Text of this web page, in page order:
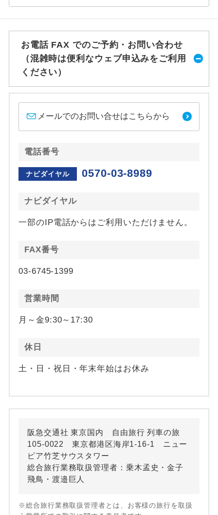
お電話 FAX でのご予約・お問い合わせ
（混雑時は便利なウェブ申込みをご利用
ください）
メールでのお問い合せはこちらから
電話番号
ナビダイヤル 0570-03-8989
ナビダイヤル
一部のIP電話からはご利用いただけません。
FAX番号
03-6745-1399
営業時間
月～金9:30～17:30
休日
土・日・祝日・年末年始はお休み
阪急交通社 東京国内 自由旅行 列車の旅
105-0022 東京都港区海岸1-16-1 ニュー
ピア竹芝サウスタワー
総合旅行業務取扱管理者：乗木孟史・金子
飛鳥・渡邉巨人
※総合旅行業務取扱管理者とは、お客様の旅行を取扱